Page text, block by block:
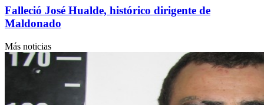
Falleció José Hualde, histórico dirigente de
Maldonado
Más noticias